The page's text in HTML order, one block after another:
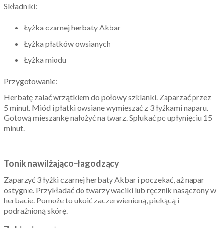
Składniki:
Łyżka czarnej herbaty Akbar
Łyżka płatków owsianych
Łyżka miodu
Przygotowanie:
Herbatę zalać wrzątkiem do połowy szklanki. Zaparzać przez
5 minut. Miód i płatki owsiane wymieszać z 3 łyżkami naparu.
Gotową mieszankę nałożyć na twarz. Spłukać po upłynięciu 15
minut.
Tonik nawilżająco-łagodzący
Zaparzyć 3 łyżki czarnej herbaty Akbar i poczekać, aż napar
ostygnie. Przykładać do twarzy waciki lub ręcznik nasączony w
herbacie. Pomoże to ukoić zaczerwienioną, piekącą i
podrażnioną skórę.